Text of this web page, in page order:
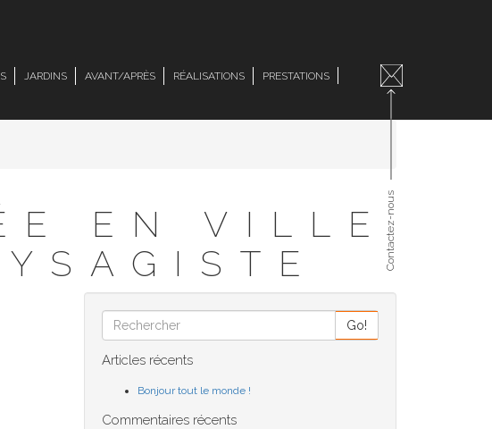
JARDINS AVANT/APRÈS RÉALISATIONS PRESTATIONS
Contactez-nous
EN VILLE
Go!
Articles récents
Bonjour tout le monde !
Commentaires récents